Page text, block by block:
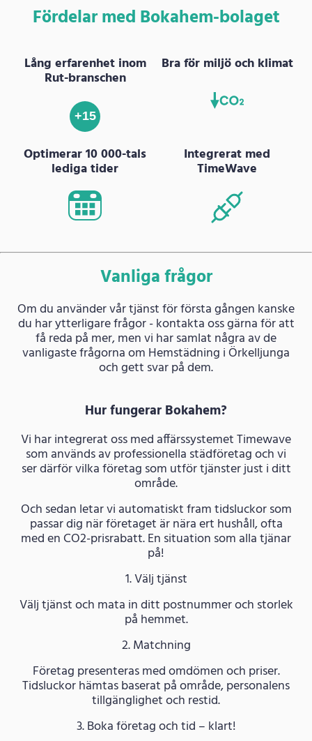
Fördelar med Bokahem-bolaget
Lång erfarenhet inom
Rut-branschen
+15
Bra för miljö och klimat
Optimerar 10 000-tals
lediga tider
Integrerat med
TimeWave
Vanliga frågor
Om du använder vår tjänst för första gången kanske
du har ytterligare frågor - kontakta oss gärna för att
få reda på mer, men vi har samlat några av de
vanligaste frågorna om Hemstädning i Örkelljunga
och gett svar på dem.
Hur fungerar Bokahem?
Vi har integrerat oss med affärssystemet Timewave
som används av professionella städföretag och vi
ser därför vilka företag som utför tjänster just i ditt
område.
Och sedan letar vi automatiskt fram tidsluckor som
passar dig när företaget är nära ert hushåll, ofta
med en CO2-prisrabatt. En situation som alla tjänar
på!
1. Välj tjänst
Välj tjänst och mata in ditt postnummer och storlek
på hemmet.
2. Matchning
Företag presenteras med omdömen och priser.
Tidsluckor hämtas baserat på område, personalens
tillgänglighet och restid.
3. Boka företag och tid – klart!